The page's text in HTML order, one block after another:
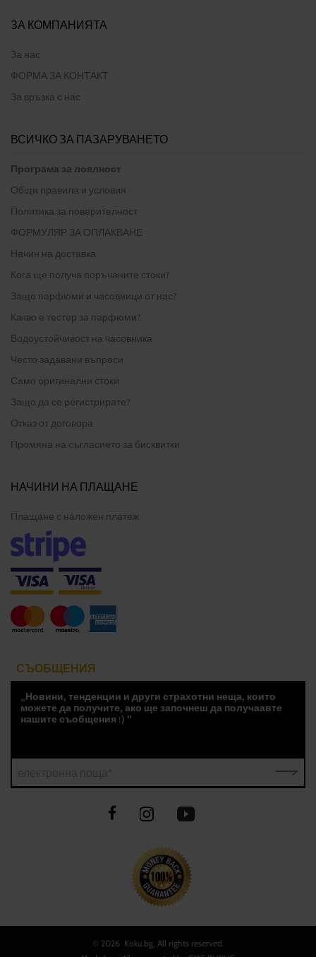
ЗА КОМПАНИЯТА
За нас
ФОРМА ЗА КОНТАКТ
За връзка с нас
ВСИЧКО ЗА ПАЗАРУВАНЕТО
Програма за лоялност
Общи правила и условия
Политика за поверителност
ФОРМУЛЯР ЗА ОПЛАКВАНЕ
Начин на доставка
Кога ще получа поръчаните стоки?
Защо парфюми и часовници от нас?
Какво е тестер за парфюми?
Водоустойчивост на часовника
Често задавани въпроси
Само оригинални стоки
Защо да се регистрирате?
Отказ от договора
Промяна на съгласието за бисквитки
НАЧИНИ НА ПЛАЩАНЕ
Плащане с наложен платеж
СЪОБЩЕНИЯ
„Новини, тенденции и други страхотни неща, които
можете да получите, ако ще започнеш да получаавте
нашите съобщения :) "
© 2026 Koku.bg, All rights reserved.